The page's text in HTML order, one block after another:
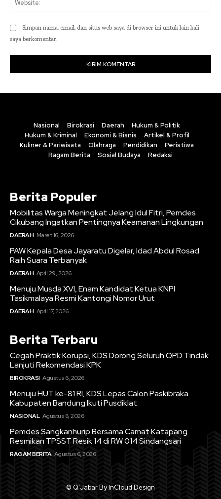
Simpan nama, email, dan situs web saya di browser ini untuk lain kali
saya berkomentar.
Nasional Birokrasi Daerah
Hukum & Politik
Hukum & Kriminal
Ekonomi & Bisnis
Artikel & Profil
Kuliner & Pariwisata
Olahraga Pendidikan
Peristiwa
Ragam Berita
Sosial Budaya Redaksi
Berita Populer
Mobilitas Warga Meningkat Jelang Idul Fitri, Pemdes
Cikubang Ingatkan Pentingnya Keamanan Lingkungan
DAERAH Maret 16, 2026
PAW Kepala Desa Jayaratu Digelar, Idad Abdul Rosad
Raih Suara Terbanyak
DAERAH April 29, 2026
Menuju Musda XVI, Enam Kandidat Ketua KNPI
Tasikmalaya Resmi Kantongi Nomor Urut
DAERAH April 17, 2026
Berita Terbaru
Cegah Praktik Korupsi, KDS Dorong Seluruh OPD Tindak
Lanjuti Rekomendasi KPK
BIROKRASI Agustus 6, 2026
Menuju HUT ke-81 RI, KDS Lepas Calon Paskibraka
Kabupaten Bandung Ikuti Pusdiklat
NASIONAL Agustus 6, 2026
Pemdes Sangkanhurip Bersama Camat Katapang
Resmikan TPSST Resik 14 di RW 014 Sindangsari
RAGAM BERITA Agustus 6, 2026
© Q'Jabar By InCloud Design